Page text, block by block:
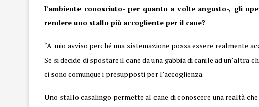
l’ambiente conosciuto- per quanto a volte angusto-, gli
rendere uno stallo più accogliente per il cane?
“A mio avviso perché una sistemazione possa essere realmente
Se si decide di spostare il cane da una gabbia di canile ad
ci sono comunque i presupposti per l’accoglienza.
Uno stallo casalingo permette al cane di conoscere una realtà